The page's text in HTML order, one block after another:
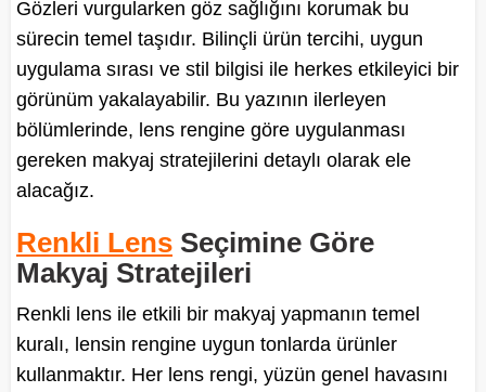
Gözleri vurgularken göz sağlığını korumak bu
sürecin temel taşıdır. Bilinçli ürün tercihi, uygun
uygulama sırası ve stil bilgisi ile herkes etkileyici bir
görünüm yakalayabilir. Bu yazının ilerleyen
bölümlerinde, lens rengine göre uygulanması
gereken makyaj stratejilerini detaylı olarak ele
alacağız.
Renkli Lens Seçimine Göre
Makyaj Stratejileri
Renkli lens ile etkili bir makyaj yapmanın temel
kuralı, lensin rengine uygun tonlarda ürünler
kullanmaktır. Her lens rengi, yüzün genel havasını